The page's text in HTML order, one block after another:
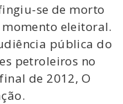
se de morto
eleitoral.
pública do
petroleiros no
de 2012, O